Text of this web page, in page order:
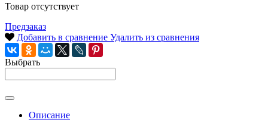
Товар отсутствует
Предзаказ
Добавить в сравнение Удалить из сравнения
Выбрать
Описание